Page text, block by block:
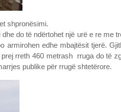
shpronësimi.
do të ndërtohet një urë e re me
armirohen edhe mbajtësit tjerë.
rreth 460 metrash rruga do të
publike për rrugë shtetërore.